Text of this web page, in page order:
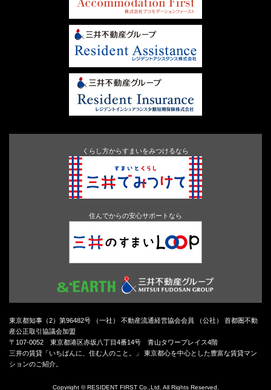
くらし方からすまいをみつけるなら
住んでからの安心サポートなら
東京都知事（2）第96482号 （一社） 不動産流通経営協会会員 （公社） 首都圏不動
産公正取引協議会加盟
〒107-0052 東京都港区赤坂八丁目4番14号 青山タワープレイス4階
三井の賃貸「いちばんに、住む人のこと。」 東京都心を中心とした豊富な賃貸マン
ションのご紹介。
Copyright © RESIDENT FIRST Co.,Ltd. All Rights Reserved.